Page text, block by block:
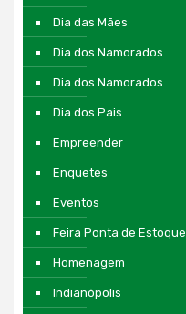
Dia das Mães
Dia dos Namorados
Dia dos Namorados
Dia dos Pais
Empreender
Enquetes
Eventos
Feira Ponta de Estoque
Homenagem
Indianópolis